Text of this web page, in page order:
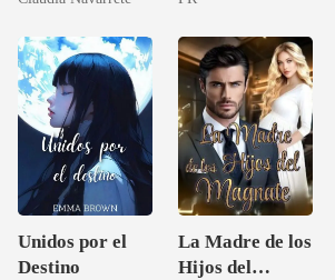
Unidos por el
Destino
La Madre de los
Hijos del